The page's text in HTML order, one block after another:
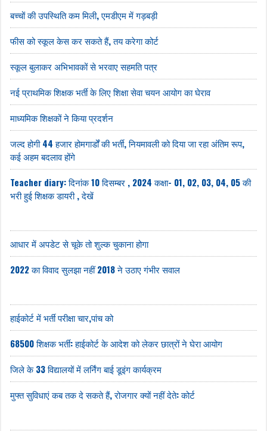
बच्चों की उपस्थिति कम मिली, एमडीएम में गड़बड़ी
फीस को स्कूल केस कर सकते हैं, तय करेगा कोर्ट
स्कूल बुलाकर अभिभावकों से भरवाए सहमति पत्र
नई प्राथमिक शिक्षक भर्ती के लिए शिक्षा सेवा चयन आयोग का घेराव
माध्यमिक शिक्षकों ने किया प्रदर्शन
जल्द होगी 44 हजार होमगार्डों की भर्ती, नियमावली को दिया जा रहा अंतिम रूप,
कई अहम बदलाव होंगे
Teacher diary: दिनांक 10 दिसम्बर , 2024 कक्षा- 01, 02, 03, 04, 05 की
भरी हुई शिक्षक डायरी , देखें
आधार में अपडेट से चूके तो शुल्क चुकाना होगा
2022 का विवाद सुलझा नहीं 2018 ने उठाए गंभीर सवाल
हाईकोर्ट में भर्ती परीक्षा चार,पांच को
68500 शिक्षक भर्ती: हाईकोर्ट के आदेश को लेकर छात्रों ने घेरा आयोग
जिले के 33 विद्यालयों में लर्निंग बाई डूइंग कार्यक्रम
मुफ्त सुविधाएं कब तक दे सकते हैं, रोजगार क्यों नहीं देते: कोर्ट